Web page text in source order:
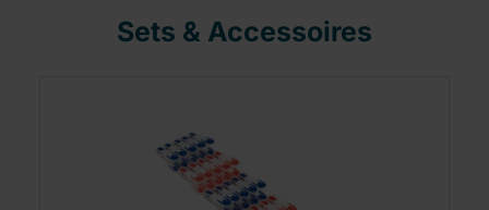
Sets & Accessoires